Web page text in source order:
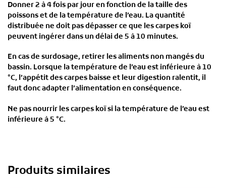
Donner 2 à 4 fois par jour en fonction de la taille des
poissons et de la température de l’eau. La quantité
distribuée ne doit pas dépasser ce que les carpes koï
peuvent ingérer dans un délai de 5 à 10 minutes.
En cas de surdosage, retirer les aliments non mangés du
bassin. Lorsque la température de l’eau est inférieure à 10
°C, l’appétit des carpes baisse et leur digestion ralentit, il
faut donc adapter l’alimentation en conséquence.
Ne pas nourrir les carpes koï si la température de l’eau est
inférieure à 5 °C.
Produits similaires